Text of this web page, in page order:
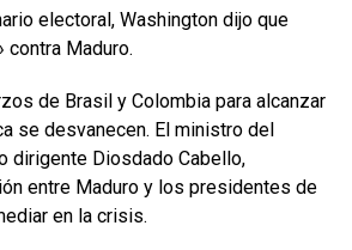
electoral, Washington dijo que
Maduro.
de Brasil y Colombia para alcanzar
se desvanecen. El ministro del
dirigente Diosdado Cabello,
entre Maduro y los presidentes de
en la crisis.